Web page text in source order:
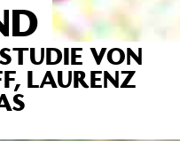
VON
LAURENZ